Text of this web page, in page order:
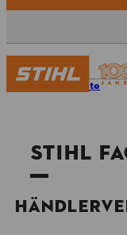
Startseite
STIHL